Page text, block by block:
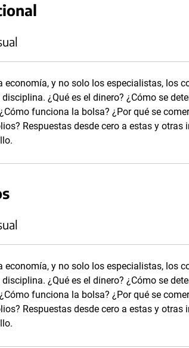
economía, y no solo los especialistas, los
¿Qué es el dinero? ¿Cómo se
funciona la bolsa? ¿Por qué se
Respuestas desde cero a estas y otras
economía, y no solo los especialistas, los
¿Qué es el dinero? ¿Cómo se
funciona la bolsa? ¿Por qué se
Respuestas desde cero a estas y otras